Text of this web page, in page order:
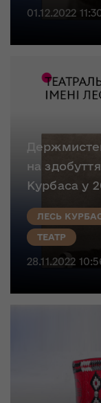
01.12.2022
на
Курбаса у
ЛЕСЬ
ТЕАТР
28.11.2022